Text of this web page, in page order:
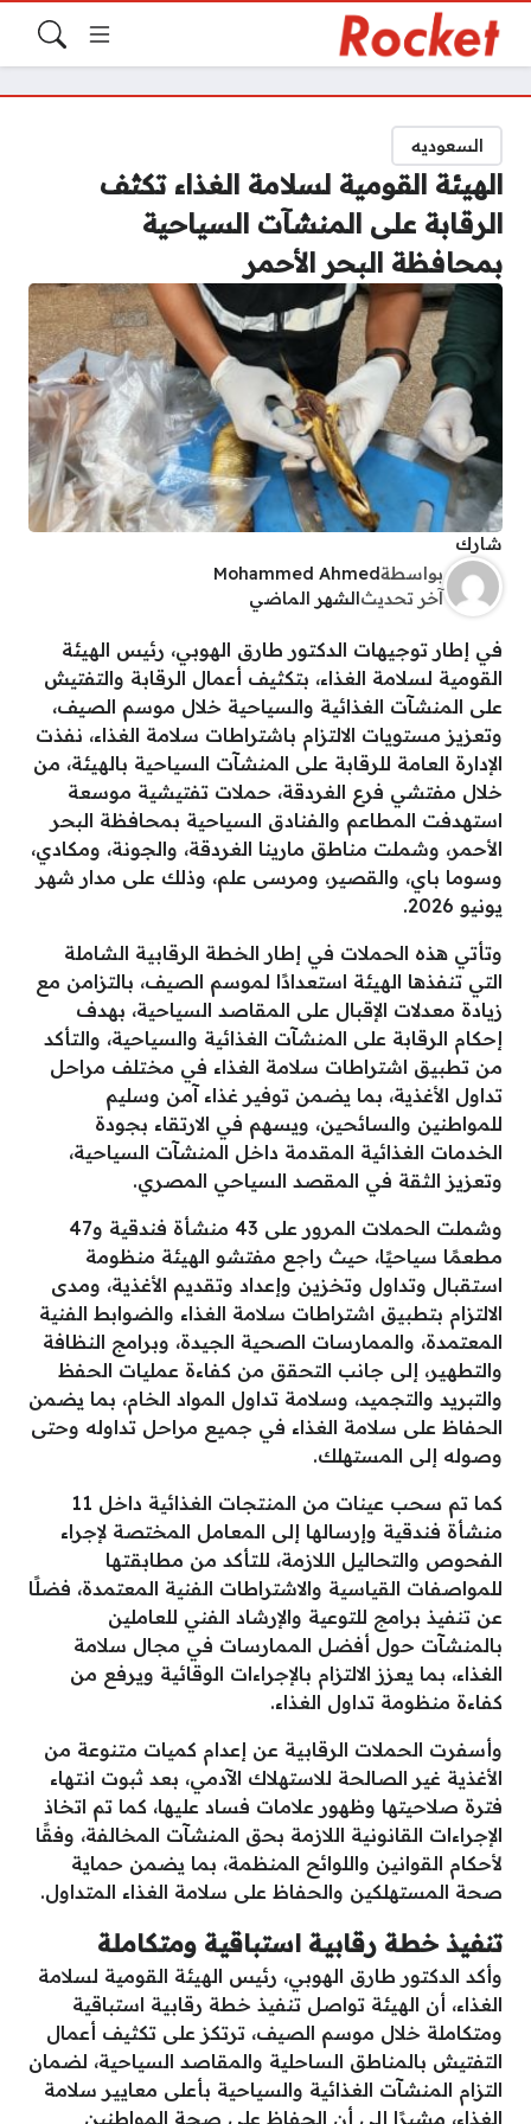
السعوديه
الهيئة القومية لسلامة الغذاء تكثف
الرقابة على المنشآت السياحية
بمحافظة البحر الأحمر
شارك
بواسطةMohammed Ahmed
آخر تحديث الشهر الماضي
في إطار توجيهات الدكتور طارق الهوبي، رئيس الهيئة
القومية لسلامة الغذاء، بتكثيف أعمال الرقابة والتفتيش
على المنشآت الغذائية والسياحية خلال موسم الصيف،
وتعزيز مستويات الالتزام باشتراطات سلامة الغذاء، نفذت
الإدارة العامة للرقابة على المنشآت السياحية بالهيئة، من
خلال مفتشي فرع الغردقة، حملات تفتيشية موسعة
استهدفت المطاعم والفنادق السياحية بمحافظة البحر
الأحمر، وشملت مناطق مارينا الغردقة، والجونة، ومكادي،
وسوما باي، والقصير، ومرسى علم، وذلك على مدار شهر
يونيو 2026.
وتأتي هذه الحملات في إطار الخطة الرقابية الشاملة
التي تنفذها الهيئة استعدادًا لموسم الصيف، بالتزامن مع
زيادة معدلات الإقبال على المقاصد السياحية، بهدف
إحكام الرقابة على المنشآت الغذائية والسياحية، والتأكد
من تطبيق اشتراطات سلامة الغذاء في مختلف مراحل
تداول الأغذية، بما يضمن توفير غذاء آمن وسليم
للمواطنين والسائحين، ويسهم في الارتقاء بجودة
الخدمات الغذائية المقدمة داخل المنشآت السياحية،
وتعزيز الثقة في المقصد السياحي المصري.
وشملت الحملات المرور على 43 منشأة فندقية و47
مطعمًا سياحيًا، حيث راجع مفتشو الهيئة منظومة
استقبال وتداول وتخزين وإعداد وتقديم الأغذية، ومدى
الالتزام بتطبيق اشتراطات سلامة الغذاء والضوابط الفنية
المعتمدة، والممارسات الصحية الجيدة، وبرامج النظافة
والتطهير، إلى جانب التحقق من كفاءة عمليات الحفظ
والتبريد والتجميد، وسلامة تداول المواد الخام، بما يضمن
الحفاظ على سلامة الغذاء في جميع مراحل تداوله وحتى
وصوله إلى المستهلك.
كما تم سحب عينات من المنتجات الغذائية داخل 11
منشأة فندقية وإرسالها إلى المعامل المختصة لإجراء
الفحوص والتحاليل اللازمة، للتأكد من مطابقتها
للمواصفات القياسية والاشتراطات الفنية المعتمدة، فضلًا
عن تنفيذ برامج للتوعية والإرشاد الفني للعاملين
بالمنشآت حول أفضل الممارسات في مجال سلامة
الغذاء، بما يعزز الالتزام بالإجراءات الوقائية ويرفع من
كفاءة منظومة تداول الغذاء.
وأسفرت الحملات الرقابية عن إعدام كميات متنوعة من
الأغذية غير الصالحة للاستهلاك الآدمي، بعد ثبوت انتهاء
فترة صلاحيتها وظهور علامات فساد عليها، كما تم اتخاذ
الإجراءات القانونية اللازمة بحق المنشآت المخالفة، وفقًا
لأحكام القوانين واللوائح المنظمة، بما يضمن حماية
صحة المستهلكين والحفاظ على سلامة الغذاء المتداول.
تنفيذ خطة رقابية استباقية ومتكاملة
وأكد الدكتور طارق الهوبي، رئيس الهيئة القومية لسلامة
الغذاء، أن الهيئة تواصل تنفيذ خطة رقابية استباقية
ومتكاملة خلال موسم الصيف، ترتكز على تكثيف أعمال
التفتيش بالمناطق الساحلية والمقاصد السياحية، لضمان
التزام المنشآت الغذائية والسياحية بأعلى معايير سلامة
الغذاء، مشيرًا إلى أن الحفاظ على صحة المواطنين